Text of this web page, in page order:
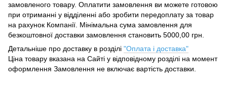
замовленого товару. Оплатити замовлення ви можете готовою
при отриманні у відділенні або зробити передоплату за товар
на рахунок Компанії. Мінімальна сума замовлення для
безкоштовної доставки замовлення становить 5000,00 грн.
Детальніше про доставку в розділі "Оплата і доставка"
Ціна товару вказана на Сайті у відповідному розділі на момент
оформлення Замовлення не включає вартість доставки.